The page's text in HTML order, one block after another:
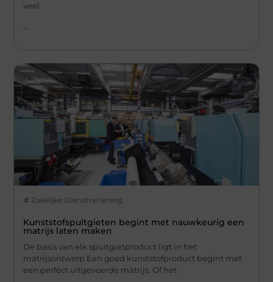
veel
Zakelijke Dienstverlening
Kunststofspuitgieten begint met nauwkeurig een
matrijs laten maken
De basis van elk spuitgietproduct ligt in het
matrijsontwerp Een goed kunststofproduct begint met
een perfect uitgevoerde matrijs. Of het